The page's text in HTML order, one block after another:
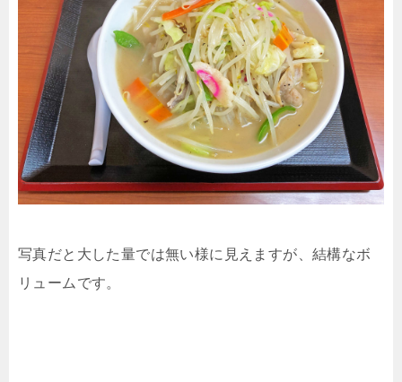
写真だと大した量では無い様に見えますが、結構なボ
リュームです。